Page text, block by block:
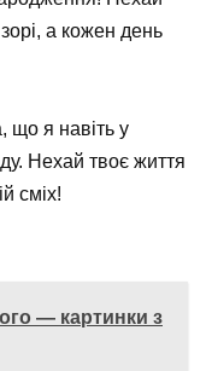
зорі, а кожен день
що я навіть у
Нехай твоє життя
сміх!
— картинки з